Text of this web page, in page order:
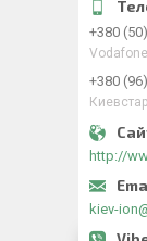
+380
Vodafone
+380
Киевстар
http://
kiev-